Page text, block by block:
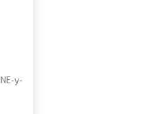
y-